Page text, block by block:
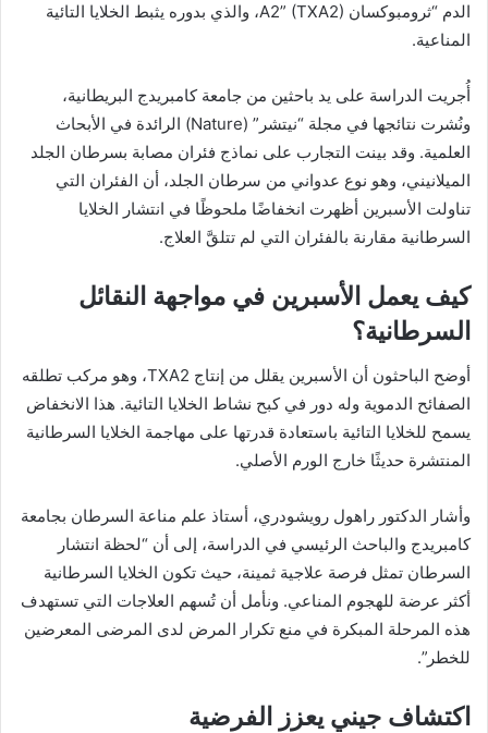
الدم “ثرومبوكسان A2” (TXA2)، والذي بدوره يثبط الخلايا التائية
المناعية.
أُجريت الدراسة على يد باحثين من جامعة كامبريدج البريطانية،
ونُشرت نتائجها في مجلة “نيتشر” (Nature) الرائدة في الأبحاث
العلمية. وقد بينت التجارب على نماذج فئران مصابة بسرطان الجلد
الميلانيني، وهو نوع عدواني من سرطان الجلد، أن الفئران التي
تناولت الأسبرين أظهرت انخفاضًا ملحوظًا في انتشار الخلايا
السرطانية مقارنة بالفئران التي لم تتلقَّ العلاج.
كيف يعمل الأسبرين في مواجهة النقائل
السرطانية؟
أوضح الباحثون أن الأسبرين يقلل من إنتاج TXA2، وهو مركب تطلقه
الصفائح الدموية وله دور في كبح نشاط الخلايا التائية. هذا الانخفاض
يسمح للخلايا التائية باستعادة قدرتها على مهاجمة الخلايا السرطانية
المنتشرة حديثًا خارج الورم الأصلي.
وأشار الدكتور راهول رويشودري، أستاذ علم مناعة السرطان بجامعة
كامبريدج والباحث الرئيسي في الدراسة، إلى أن “لحظة انتشار
السرطان تمثل فرصة علاجية ثمينة، حيث تكون الخلايا السرطانية
أكثر عرضة للهجوم المناعي. ونأمل أن تُسهم العلاجات التي تستهدف
هذه المرحلة المبكرة في منع تكرار المرض لدى المرضى المعرضين
للخطر”.
اكتشاف جيني يعزز الفرضية